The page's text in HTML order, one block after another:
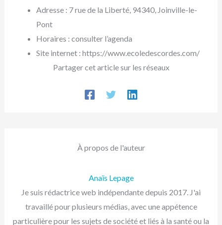
Adresse : 7 rue de la Liberté, 94340, Joinville-le-
Pont
Horaires : consulter l’agenda
Site internet : https://www.ecoledescordes.com/
Partager cet article sur les réseaux
À propos de l'auteur
Anaïs Lepage
Je suis rédactrice web indépendante depuis 2017. J'ai
travaillé pour plusieurs médias, avec une appétence
particulière pour les sujets de société et liés à la santé ou la